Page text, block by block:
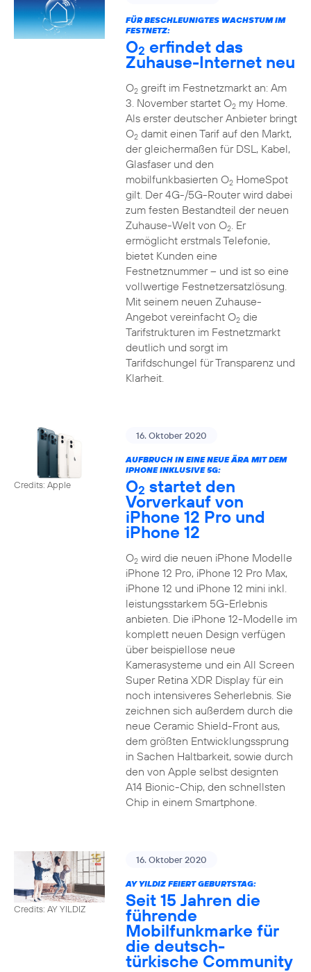
FÜR BESCHLEUNIGTES WACHSTUM IM
FESTNETZ:
O2 erfindet das
Zuhause-Internet neu
O2greift im Festnetzmarkt an: Am
3. November startet O2my Home.
Als erster deutscher Anbieter bringt
O2damit einen Tarif auf den Markt,
der gleichermaßen für DSL, Kabel,
Glasfaser und den
mobilfunkbasierten O2HomeSpot
gilt. Der 4G-/5G-Router wird dabei
zum festen Bestandteil der neuen
Zuhause-Welt von O2. Er
ermöglicht erstmals Telefonie,
bietet Kunden eine
Festnetznummer – und ist so eine
vollwertige Festnetzersatzlösung.
Mit seinem neuen Zuhause-
Angebot vereinfacht O2die
Tarifstrukturen im Festnetzmarkt
deutlich und sorgt im
Tarifdschungel für Transparenz und
Klarheit.
Credits: Apple
16. Oktober 2020
AUFBRUCH IN EINE NEUE ÄRA MIT DEM
IPHONE INKLUSIVE 5G:
O2 startet den
Vorverkauf von
iPhone 12 Pro und
iPhone 12
O2wird die neuen iPhone Modelle
iPhone 12 Pro, iPhone 12 Pro Max,
iPhone 12 und iPhone 12 mini inkl.
leistungsstarkem 5G-Erlebnis
anbieten. Die iPhone 12-Modelle im
komplett neuen Design verfügen
über beispiellose neue
Kamerasysteme und ein All Screen
Super Retina XDR Display für ein
noch intensiveres Seherlebnis. Sie
zeichnen sich außerdem durch die
neue Ceramic Shield-Front aus,
dem größten Entwicklungssprung
in Sachen Haltbarkeit, sowie durch
den von Apple selbst designten
A14 Bionic-Chip, den schnellsten
Chip in einem Smartphone.
Credits: AY YILDIZ
16. Oktober 2020
AY YILDIZ FEIERT GEBURTSTAG:
Seit 15 Jahren die
führende
Mobilfunkmarke für
die deutsch-
türkische Community